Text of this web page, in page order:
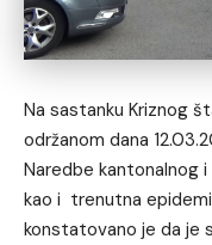
Na sastanku Kriznog
održanom dana
Naredbe kantonalnog
kao i trenutna
konstatovano je da je